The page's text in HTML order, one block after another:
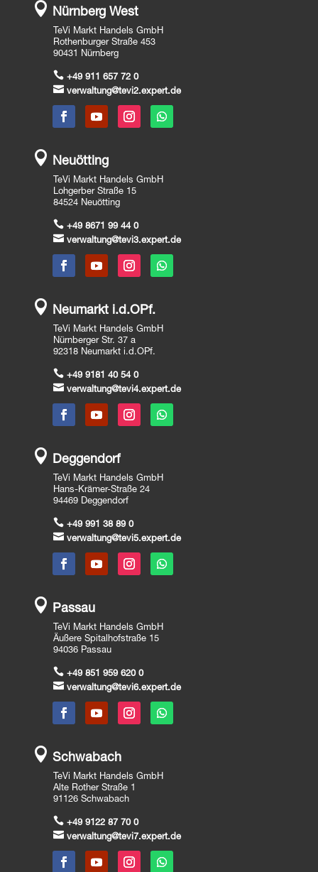
 Nürnberg West
TeVi Markt Handels GmbH
Rothenburger Straße 453
90431 Nürnberg
 +49 911 657 72 0
 verwaltung@tevi2.expert.de
 Neuötting
TeVi Markt Handels GmbH
Lohgerber Straße 15
84524 Neuötting
 +49 8671 99 44 0
 verwaltung@tevi3.expert.de
 Neumarkt i.d.OPf.
TeVi Markt Handels GmbH
Nürnberger Str. 37 a
92318 Neumarkt i.d.OPf.
 +49 9181 40 54 0
 verwaltung@tevi4.expert.de
 Deggendorf
TeVi Markt Handels GmbH
Hans-Krämer-Straße 24
94469 Deggendorf
 +49 991 38 89 0
 verwaltung@tevi5.expert.de
 Passau
TeVi Markt Handels GmbH
Äußere Spitalhofstraße 15
94036 Passau
 +49 851 959 620 0
 verwaltung@tevi6.expert.de
 Schwabach
TeVi Markt Handels GmbH
Alte Rother Straße 1
91126 Schwabach
 +49 9122 87 70 0
 verwaltung@tevi7.expert.de